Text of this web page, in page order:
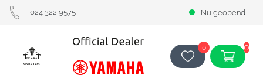
024 322 9575 Nu geopend
0 0